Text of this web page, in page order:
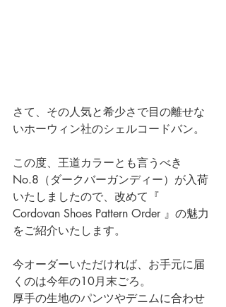
さて、その人気と希少さで目の離せな
いホーウィン社のシェルコードバン。
この度、王道カラーとも言うべき
No.8（ダークバーガンディー）が入荷
いたしましたので、改めて『
Cordovan Shoes Pattern Order 』の魅力
をご紹介いたします。
今オーダーいただければ、お手元に届
くのは今年の10月末ごろ。
厚手の生地のパンツやデニムに合わせ